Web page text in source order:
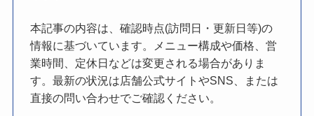
本記事の内容は、確認時点(訪問日・更新日等)の
情報に基づいています。メニュー構成や価格、営
業時間、定休日などは変更される場合がありま
す。最新の状況は店舗公式サイトやSNS、または
直接の問い合わせでご確認ください。